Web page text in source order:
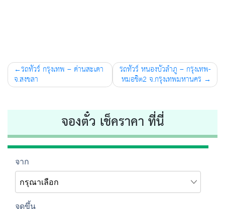
Post
navigation
รถทัวร์ กรุงเทพ – ด่านสะเดา
จ.สงขลา
รถทัวร์ หนองบัวลำภู – กรุงเทพ-
หมอชิต2 จ.กรุงเทพมหานคร
จองตั๋ว เช็คราคา ที่นี่